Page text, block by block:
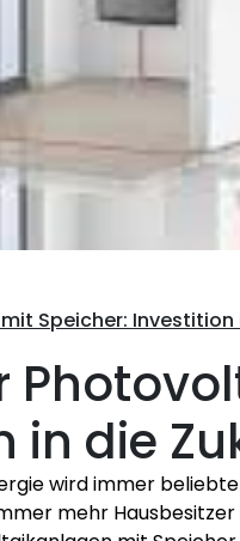
Speicher: Investition
in die
wird immer
mehr